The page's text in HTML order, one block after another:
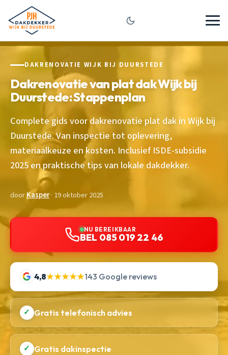
DAKRENOVATIE WIJK BIJ DUURSTEDE
Dakrenovatie van plat dak Wijk bij
Duurstede: Stappenplan
Complete gids voor dakrenovatie plat dak in Wijk bij
Duurstede. Van inspectie tot oplevering,
materiaalkeuze en kosten. Inclusief ISDE-subsidie
2025 en praktische tips van lokale dakdekker.
doorKasper· 19 oktober 2025
NU BEREIKBAAR
BEL 085 019 22 46
4,8★★★★★143 Google reviews
✓ Gratis telefonisch advies
✓ Gratis dakinspectie